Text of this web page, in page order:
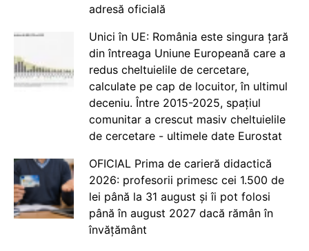
adresă oficială
Unici în UE: România este singura țară
din întreaga Uniune Europeană care a
redus cheltuielile de cercetare,
calculate pe cap de locuitor, în ultimul
deceniu. Între 2015-2025, spațiul
comunitar a crescut masiv cheltuielile
de cercetare - ultimele date Eurostat
OFICIAL Prima de carieră didactică
2026: profesorii primesc cei 1.500 de
lei până la 31 august și îi pot folosi
până în august 2027 dacă rămân în
învățământ